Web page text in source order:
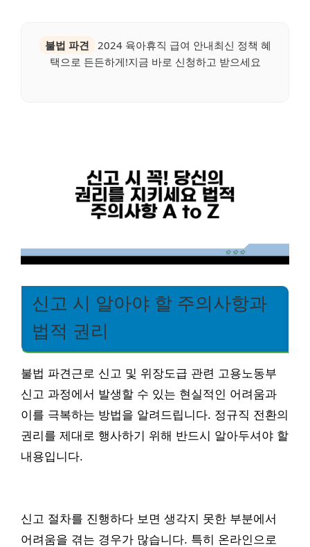
불법 파견
2024 육아휴직 급여 안내최신 정책 혜
택으로 든든하게!지금 바로 신청하고 받으세요
신고 시 알아야 할 주의사항과
법적 권리
불법 파견근로 신고 및 위장도급 관련 고용노동부
신고 과정에서 발생할 수 있는 현실적인 어려움과
이를 극복하는 방법을 알려드립니다. 정규직 전환의
권리를 제대로 행사하기 위해 반드시 알아두셔야 할
내용입니다.
신고 절차를 진행하다 보면 생각지 못한 부분에서
어려움을 겪는 경우가 많습니다. 특히 온라인으로